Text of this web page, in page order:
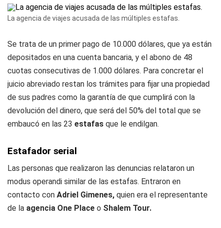
La agencia de viajes acusada de las múltiples estafas.
Se trata de un primer pago de 10.000 dólares, que ya están
depositados en una cuenta bancaria, y el abono de 48
cuotas consecutivas de 1.000 dólares. Para concretar el
juicio abreviado restan los trámites para fijar una propiedad
de sus padres como la garantía de que cumplirá con la
devolución del dinero, que será del 50% del total que se
embaucó en las 23 estafas que le endilgan.
Estafador serial
Las personas que realizaron las denuncias relataron un
modus operandi similar de las estafas. Entraron en
contacto con Adriel Gimenes, quien era el representante
de la agencia One Place o Shalem Tour.